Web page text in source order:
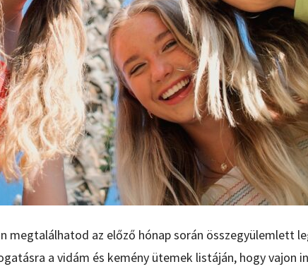
megtalálhatod az előző hónap során összegyülemlett
a vidám és kemény ütemek listáján, hogy vajon